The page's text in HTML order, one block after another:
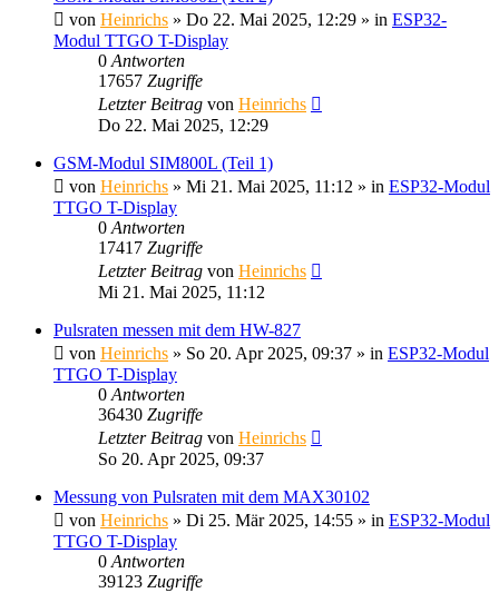
von Heinrichs » Do 22. Mai 2025, 12:29 » in ESP32-
Modul TTGO T-Display
0 Antworten
17657 Zugriffe
Letzter Beitrag von Heinrichs
Do 22. Mai 2025, 12:29
GSM-Modul SIM800L (Teil 1)
von Heinrichs » Mi 21. Mai 2025, 11:12 » in ESP32-Modul
TTGO T-Display
0 Antworten
17417 Zugriffe
Letzter Beitrag von Heinrichs
Mi 21. Mai 2025, 11:12
Pulsraten messen mit dem HW-827
von Heinrichs » So 20. Apr 2025, 09:37 » in ESP32-Modul
TTGO T-Display
0 Antworten
36430 Zugriffe
Letzter Beitrag von Heinrichs
So 20. Apr 2025, 09:37
Messung von Pulsraten mit dem MAX30102
von Heinrichs » Di 25. Mär 2025, 14:55 » in ESP32-Modul
TTGO T-Display
0 Antworten
39123 Zugriffe